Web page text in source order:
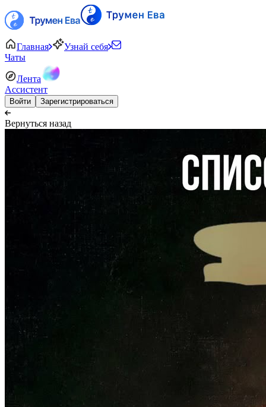
Главная
Узнай себя
Чаты
Лента
Ассистент
Войти Зарегистрироваться
Вернуться назад